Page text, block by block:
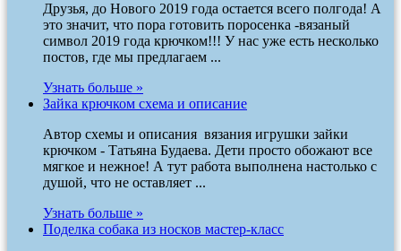
Друзья, до Нового 2019 года остается всего полгода! А
это значит, что пора готовить поросенка -вязаный
символ 2019 года крючком!!! У нас уже есть несколько
постов, где мы предлагаем ...
Узнать больше »
Зайка крючком схема и описание
Автор схемы и описания вязания игрушки зайки
крючком - Татьяна Будаева. Дети просто обожают все
мягкое и нежное! А тут работа выполнена настолько с
душой, что не оставляет ...
Узнать больше »
Поделка собака из носков мастер-класс